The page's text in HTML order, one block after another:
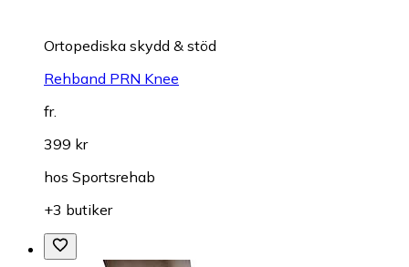
Ortopediska skydd & stöd
Rehband PRN Knee
fr.
399 kr
hos Sportsrehab
+3 butiker